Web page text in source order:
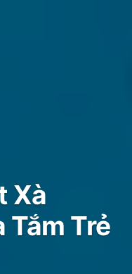
Xà
Tắm Trẻ